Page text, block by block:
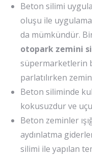
Beton silimi
oluşu ile uygulama
da mümkündür.
otopark zemini
süpermarketlerin
parlatılırken
Beton siliminde
kokusuzdur ve
Beton zeminler
aydınlatma
silimi ile yapılan